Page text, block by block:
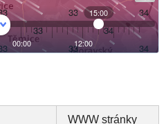
WWW stránky